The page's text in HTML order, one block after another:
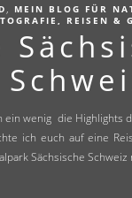
, MEIN BLOG FÜR
REISEN &
ich euch auf eine
Sächsische